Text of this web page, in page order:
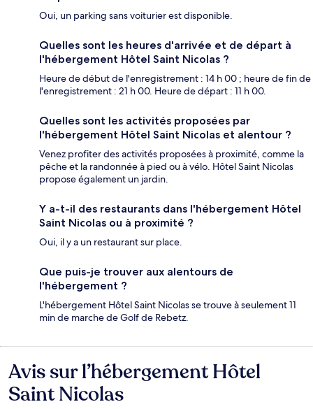
Oui, un parking sans voiturier est disponible.
Quelles sont les heures d'arrivée et de départ à
l'hébergement Hôtel Saint Nicolas ?
Heure de début de l'enregistrement : 14 h 00 ; heure de fin de
l'enregistrement : 21 h 00. Heure de départ : 11 h 00.
Quelles sont les activités proposées par
l'hébergement Hôtel Saint Nicolas et alentour ?
Venez profiter des activités proposées à proximité, comme la
pêche et la randonnée à pied ou à vélo. Hôtel Saint Nicolas
propose également un jardin.
Y a-t-il des restaurants dans l'hébergement Hôtel
Saint Nicolas ou à proximité ?
Oui, il y a un restaurant sur place.
Que puis-je trouver aux alentours de
l'hébergement ?
L'hébergement Hôtel Saint Nicolas se trouve à seulement 11
min de marche de Golf de Rebetz.
Avis
Avis sur l’hébergement Hôtel
Saint Nicolas